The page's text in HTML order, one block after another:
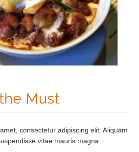
the Must
consectetur adipiscing elit. Aliquam
vitae mauris magna.